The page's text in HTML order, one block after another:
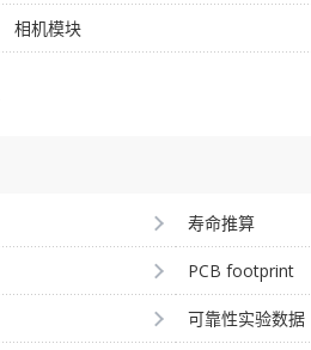
相机模块
寿命推算
PCB footprint
可靠性实验数据